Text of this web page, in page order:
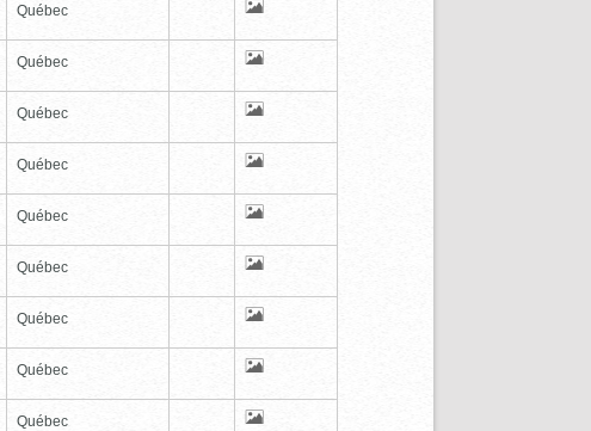
Québec
Québec
Québec
Québec
Québec
Québec
Québec
Québec
Québec